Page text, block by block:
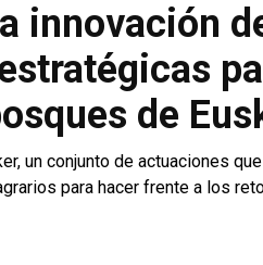
innovación
de
un conjunto de actuaciones
para hacer frente a los